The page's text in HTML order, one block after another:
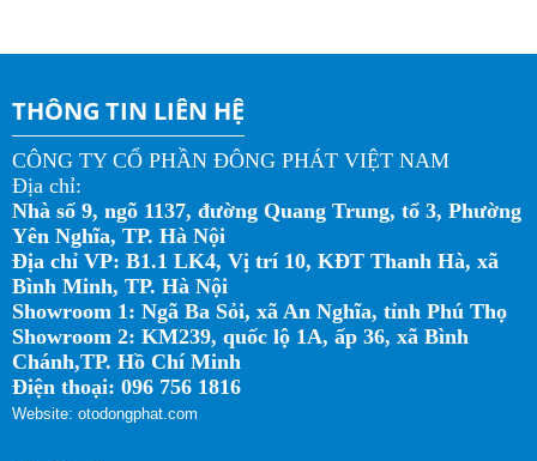
THÔNG TIN LIÊN HỆ
CÔNG TY CỔ PHẦN ĐÔNG PHÁT VIỆT NAM
Địa chỉ:
Nhà số 9, ngõ 1137, đường Quang Trung, tổ 3, Phường
Yên Nghĩa, TP. Hà Nội
Địa chỉ VP: B1.1 LK4, Vị trí 10, KĐT Thanh Hà, xã
Bình Minh, TP. Hà Nội
Showroom 1: Ngã Ba Sỏi, xã An Nghĩa, tỉnh Phú Thọ
Showroom 2: KM239, quốc lộ 1A, ấp 36, xã Bình
Chánh,TP. Hồ Chí Minh
Điện thoại: 096 756 1816
Website: otodongphat.com